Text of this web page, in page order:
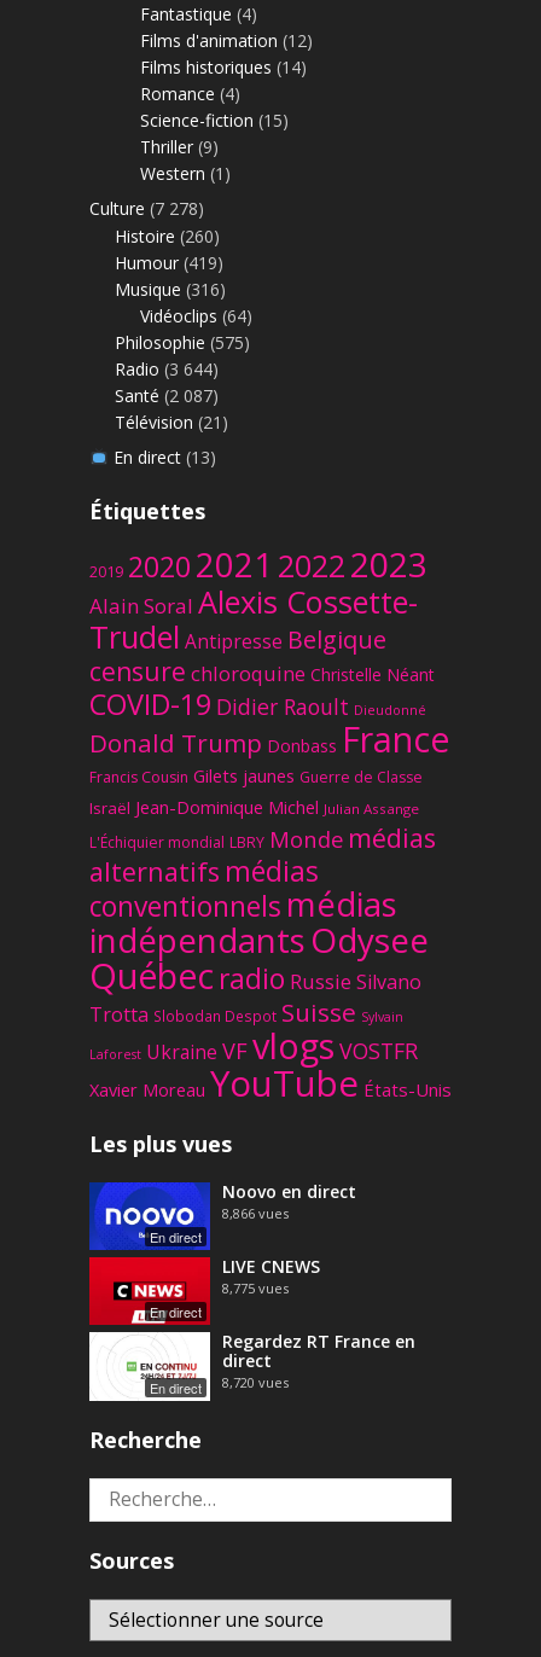
Fantastique (4)
Films d'animation (12)
Films historiques (14)
Romance (4)
Science-fiction (15)
Thriller (9)
Western (1)
Culture (7 278)
Histoire (260)
Humour (419)
Musique (316)
Vidéoclips (64)
Philosophie (575)
Radio (3 644)
Santé (2 087)
Télévision (21)
En direct(13)
Étiquettes
2019 20202021 20222023
Alain Soral Alexis Cossette-
Trudel Antipresse Belgique
censure chloroquine Christelle Néant
COVID-19 Didier Raoult Dieudonné
Donald Trump Donbass France
Francis Cousin Gilets jaunes Guerre de Classe
Israël Jean-Dominique Michel Julian Assange
L'Échiquier mondial LBRY Monde médias
alternatifs médias
conventionnels médias
indépendantsOdysee
Québec radio Russie Silvano
Trotta Slobodan Despot Suisse Sylvain
Laforest Ukraine VFvlogs VOSTFR
Xavier Moreau YouTube États-Unis
Les plus vues
En direct
Noovo en direct
8,866 vues
En direct
LIVE CNEWS
8,775 vues
En direct
Regardez RT France en
direct
8,720 vues
Recherche
Rechercher :
Sources